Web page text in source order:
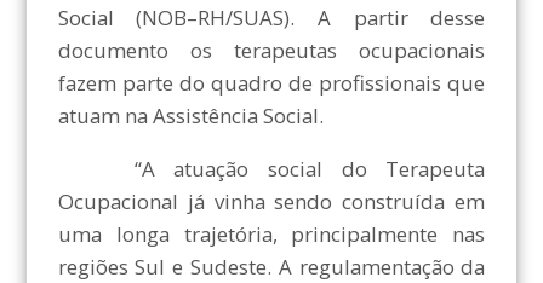
Social (NOB–RH/SUAS). A partir desse
documento os terapeutas ocupacionais
fazem parte do quadro de profissionais que
atuam na Assistência Social.
“A atuação social do Terapeuta
Ocupacional já vinha sendo construída em
uma longa trajetória, principalmente nas
regiões Sul e Sudeste. A regulamentação da